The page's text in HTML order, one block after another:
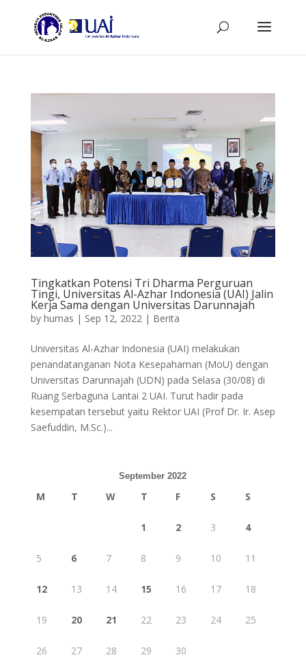
Tingkatkan Potensi Tri Dharma Perguruan
Tingi, Universitas Al-Azhar Indonesia (UAI) Jalin
Kerja Sama dengan Universitas Darunnajah
by humas | Sep 12, 2022| Berita
Universitas Al-Azhar Indonesia (UAI) melakukan
penandatanganan Nota Kesepahaman (MoU) dengan
Universitas Darunnajah (UDN) pada Selasa (30/08) di
Ruang Serbaguna Lantai 2 UAI. Turut hadir pada
kesempatan tersebut yaitu Rektor UAI (Prof Dr. Ir. Asep
Saefuddin, M.Sc.)...
September 2022
M T W T F S S
1 2 3 4
5 6 7 8 9 10 11
12 13 14 15 16 17 18
19 20 21 22 23 24 25
26 27 28 29
30